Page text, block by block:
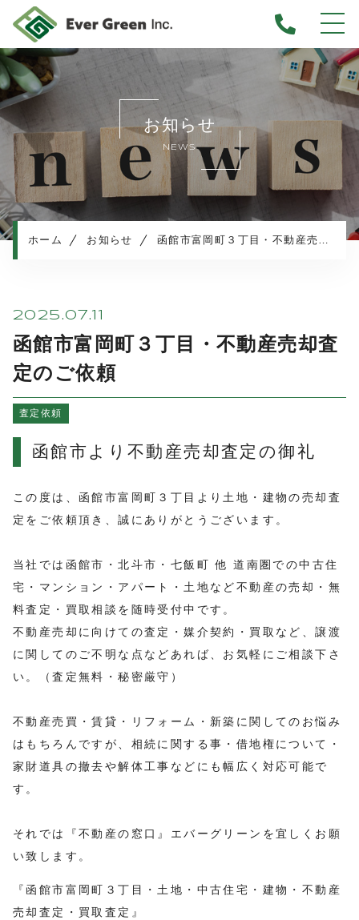
ホーム
当社について
不動産売却について
仲介売却
業者買取
不動産売却の流れ
お知らせ
プライバシーポリシー
お知らせ
NEWS
ホーム お知らせ 函館市富岡町３丁目・不動産売却査定のご依頼
2025.07.11
函館市富岡町３丁目・不動産売却査
定のご依頼
査定依頼
函館市より不動産売却査定の御礼
この度は、函館市富岡町３丁目より土地・建物の売却査
定をご依頼頂き、誠にありがとうございます。
当社では函館市・北斗市・七飯町 他 道南圏での中古住
宅・マンション・アパート・土地など不動産の売却・無
料査定・買取相談を随時受付中です。
不動産売却に向けての査定・媒介契約・買取など、譲渡
に関してのご不明な点などあれば、お気軽にご相談下さ
い。（査定無料・秘密厳守）
不動産売買・賃貸・リフォーム・新築に関してのお悩み
はもちろんですが、相続に関する事・借地権について・
家財道具の撤去や解体工事などにも幅広く対応可能で
す。
それでは『不動産の窓口』エバーグリーンを宜しくお願
い致します。
『函館市富岡町３丁目・土地・中古住宅・建物・不動産
売却査定・買取査定』